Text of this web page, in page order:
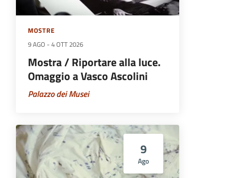
MOSTRE
9 AGO - 4 OTT 2026
Mostra / Riportare alla luce.
Omaggio a Vasco Ascolini
Palazzo dei Musei
9
Ago